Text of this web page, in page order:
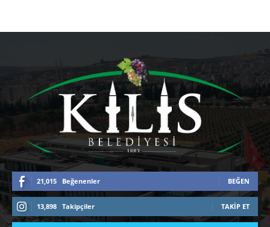
21,015 Beğenenler BEĞEN
13,898 Takipçiler TAKIP ET